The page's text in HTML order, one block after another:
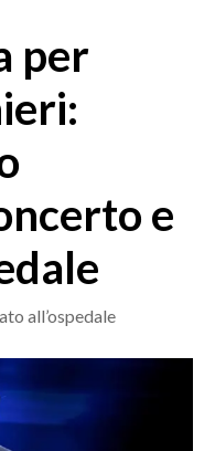
per
e
all’ospedale